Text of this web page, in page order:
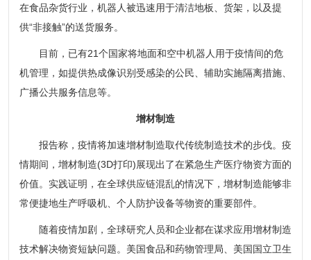
在食品杂货行业，机器人被迅速用于清洁地板、货架，以及提
供“非接触”的送货服务。
目前，已有21个国家将地面和空中机器人用于疫情间的危
机管理，如提供热成像识别受感染的公民、辅助实施隔离措施、
广播公共服务信息等。
增材制造
报告称，疫情将加速增材制造取代传统制造技术的步伐。疫
情期间，增材制造(3D打印)展现出了在紧急生产医疗物资方面的
价值。实践证明，在全球供应链混乱的情况下，增材制造能够非
常便捷地生产呼吸机、个人防护设备等物资的重要部件。
随着疫情加剧，全球研究人员和企业都在谋求应用增材制造
技术解决物资短缺问题。美国食品和药物管理局、美国国立卫生